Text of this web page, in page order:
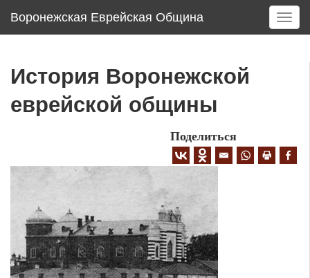
Воронежская Еврейская Община
T
o
i
История Воронежской
еврейской общины
Поделиться